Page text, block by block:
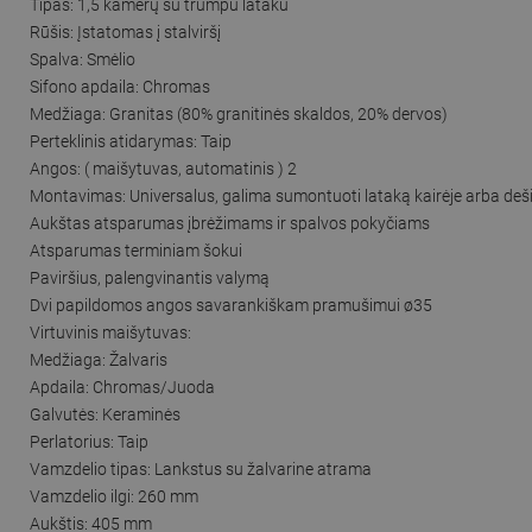
Tipas: 1,5 kamerų su trumpu lataku
Rūšis: Įstatomas į stalviršį
Spalva: Smėlio
Sifono apdaila: Chromas
Medžiaga: Granitas (80% granitinės skaldos, 20% dervos)
Perteklinis atidarymas: Taip
Angos: ( maišytuvas, automatinis ) 2
Montavimas: Universalus, galima sumontuoti lataką kairėje arba
Aukštas atsparumas įbrėžimams ir spalvos pokyčiams
Atsparumas terminiam šokui
Paviršius, palengvinantis valymą
Dvi papildomos angos savarankiškam pramušimui ø35
Virtuvinis maišytuvas:
Medžiaga: Žalvaris
Apdaila: Chromas/Juoda
Galvutės: Keraminės
Perlatorius: Taip
Vamzdelio tipas: Lankstus su žalvarine atrama
Vamzdelio ilgi: 260 mm
Aukštis: 405 mm